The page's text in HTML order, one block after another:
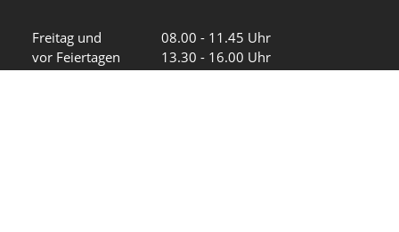
Freitag und
vor Feiertagen
08.00 - 11.45 Uhr
13.30 - 16.00 Uhr